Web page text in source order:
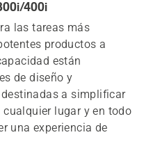
300i/400i
las tareas más
productos a
están
de diseño y
a simplificar
lugar y en todo
una experiencia de